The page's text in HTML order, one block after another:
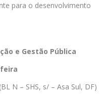
para o desenvolvimento
e Gestão Pública
N – SHS, s/ – Asa Sul, DF)